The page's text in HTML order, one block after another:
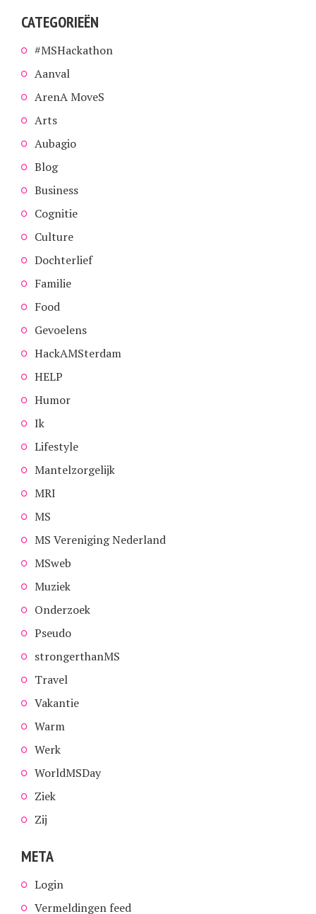
CATEGORIEËN
#MSHackathon
Aanval
ArenA MoveS
Arts
Aubagio
Blog
Business
Cognitie
Culture
Dochterlief
Familie
Food
Gevoelens
HackAMSterdam
HELP
Humor
Ik
Lifestyle
Mantelzorgelijk
MRI
MS
MS Vereniging Nederland
MSweb
Muziek
Onderzoek
Pseudo
strongerthanMS
Travel
Vakantie
Warm
Werk
WorldMSDay
Ziek
Zij
META
Login
Vermeldingen feed